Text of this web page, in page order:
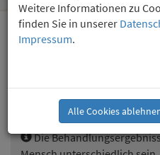
Stressbewältigung
Stressbewältigung
Frei von Überlastung
Die
Weitere Informationen zu
finden Sie in unserer
Impressum.
Alle Cookies